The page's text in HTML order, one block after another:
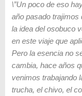
\”Un poco de eso
año pasado trajimos
la idea del osobuco
en este viaje que
Pero la esencia no
cambia, hace años
venimos trabajando
trucha, el chivo, el